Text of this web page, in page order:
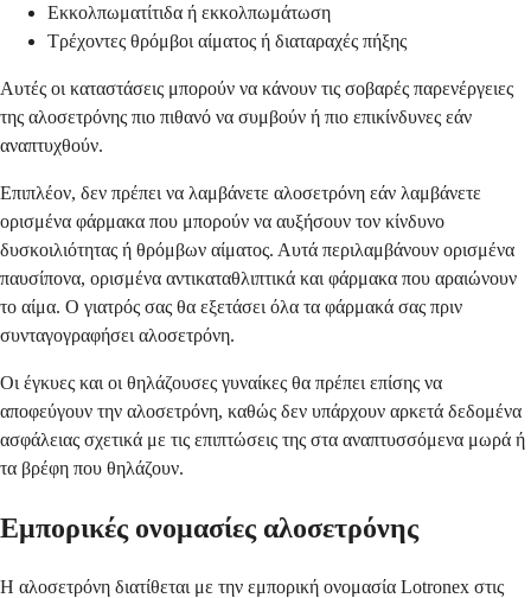
Εκκολπωματίτιδα ή εκκολπωμάτωση
Τρέχοντες θρόμβοι αίματος ή διαταραχές πήξης
Αυτές οι καταστάσεις μπορούν να κάνουν τις σοβαρές παρενέργειες
της αλοσετρόνης πιο πιθανό να συμβούν ή πιο επικίνδυνες εάν
αναπτυχθούν.
Επιπλέον, δεν πρέπει να λαμβάνετε αλοσετρόνη εάν λαμβάνετε
ορισμένα φάρμακα που μπορούν να αυξήσουν τον κίνδυνο
δυσκοιλιότητας ή θρόμβων αίματος. Αυτά περιλαμβάνουν ορισμένα
παυσίπονα, ορισμένα αντικαταθλιπτικά και φάρμακα που αραιώνουν
το αίμα. Ο γιατρός σας θα εξετάσει όλα τα φάρμακά σας πριν
συνταγογραφήσει αλοσετρόνη.
Οι έγκυες και οι θηλάζουσες γυναίκες θα πρέπει επίσης να
αποφεύγουν την αλοσετρόνη, καθώς δεν υπάρχουν αρκετά δεδομένα
ασφάλειας σχετικά με τις επιπτώσεις της στα αναπτυσσόμενα μωρά ή
τα βρέφη που θηλάζουν.
Εμπορικές ονομασίες αλοσετρόνης
Η αλοσετρόνη διατίθεται με την εμπορική ονομασία Lotronex στις